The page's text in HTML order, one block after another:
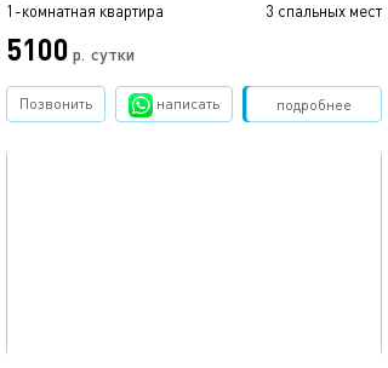
1-комнатная квартира
3 спальных мест
5100 р. сутки
подробнее
Позвонить написать Забронировать